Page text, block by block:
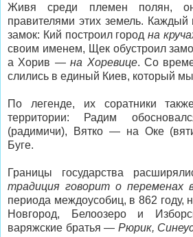
Живя среди племен полян,
правителями этих земель. Каждый
замок: Кий построил город на
своим именем, Щек обустроил
а Хорив —на Хоревице. Со
слились в единый Киев, который
По легенде, их соратники
территории: Радим
(радимичи), Вятко — на Оке
Буге.
Границы государства
традиция говорит о переменах
периода междоусобиц, в 862 году,
Новгород, Белоозеро и
варяжские братья — Рюрик,